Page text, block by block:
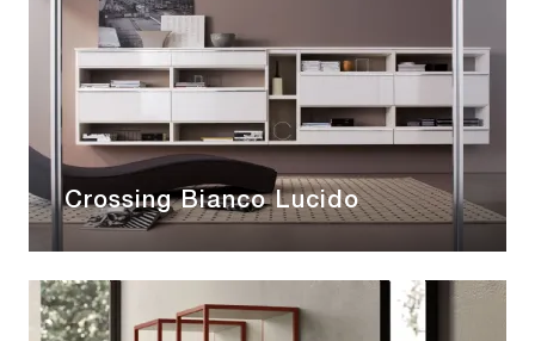
Crossing Bianco Lucido